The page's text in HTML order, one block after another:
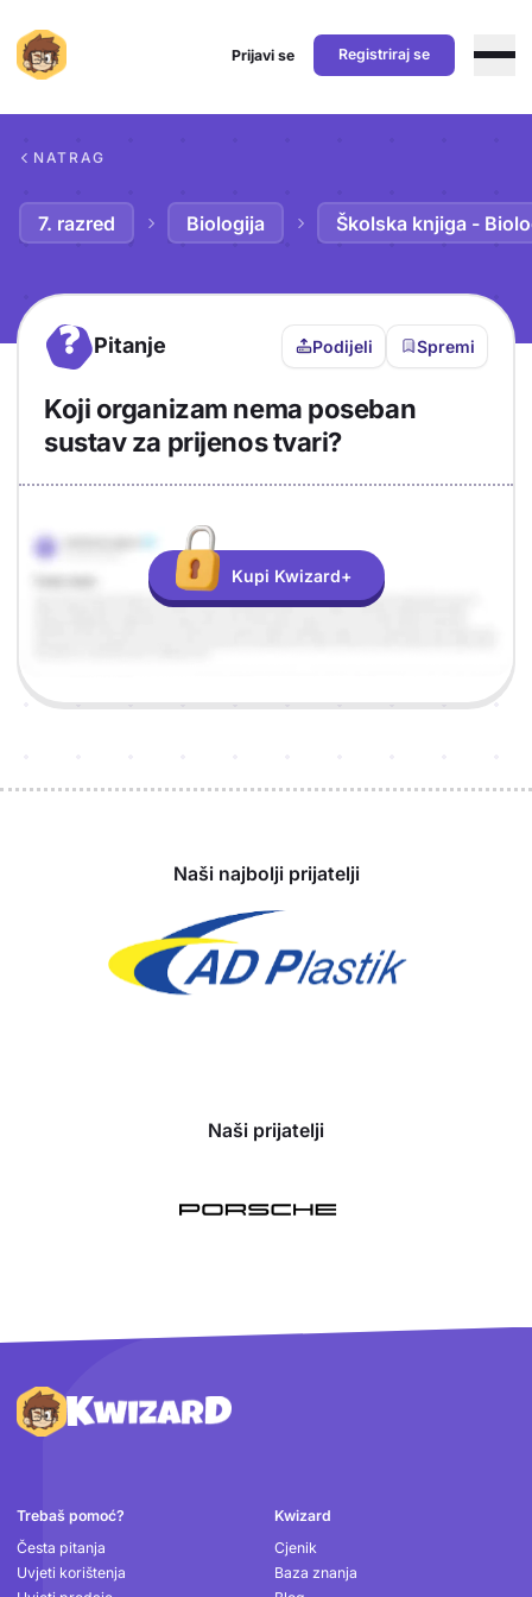
Prijavi se Registriraj se
NATRAG
7. razred Biologija Školska knjiga -
? Pitanje Podijeli Spremi
Koji organizam nema poseban
sustav za prijenos tvari?
Odgovor
Objašnjenje
Kupi Kwizard+
Naši najbolji prijatelji
Naši prijatelji
Podnožje
Trebaš pomoć?
Česta pitanja
Uvjeti korištenja
Kwizard
Cjenik
Baza znanja